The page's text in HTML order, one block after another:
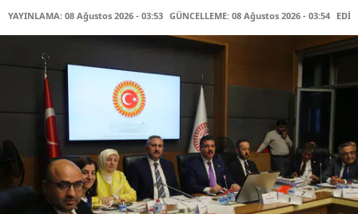
YAYINLAMA: 08 Ağustos 2026 - 03:53 GÜNCELLEME: 08 Ağustos 2026 - 03:54